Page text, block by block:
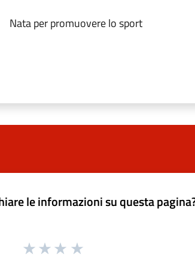
Nata per promuovere lo sport
le informazioni su questa